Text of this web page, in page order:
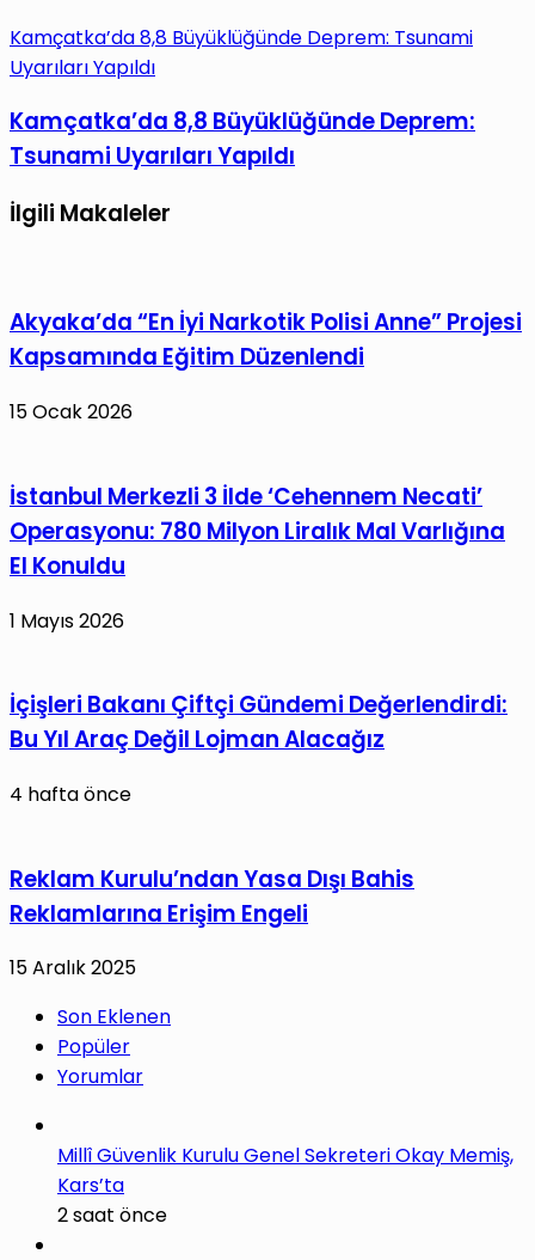
Kamçatka’da 8,8 Büyüklüğünde Deprem: Tsunami
Uyarıları Yapıldı
Kamçatka’da 8,8 Büyüklüğünde Deprem:
Tsunami Uyarıları Yapıldı
İlgili Makaleler
Akyaka’da “En İyi Narkotik Polisi Anne” Projesi
Kapsamında Eğitim Düzenlendi
15 Ocak 2026
İstanbul Merkezli 3 İlde ‘Cehennem Necati’
Operasyonu: 780 Milyon Liralık Mal Varlığına
El Konuldu
1 Mayıs 2026
İçişleri Bakanı Çiftçi Gündemi Değerlendirdi:
Bu Yıl Araç Değil Lojman Alacağız
4 hafta önce
Reklam Kurulu’ndan Yasa Dışı Bahis
Reklamlarına Erişim Engeli
15 Aralık 2025
Son Eklenen
Popüler
Yorumlar
Millî Güvenlik Kurulu Genel Sekreteri Okay Memiş,
Kars’ta
2 saat önce